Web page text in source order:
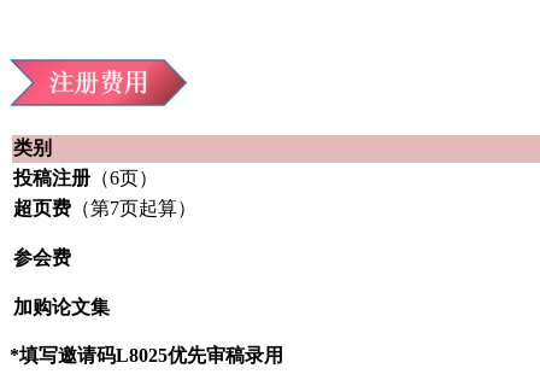
类别
投稿注册 （6页）
超页费 （第7页起算）
参会费
加购论文集
*填写邀请码L8025优先审稿录用